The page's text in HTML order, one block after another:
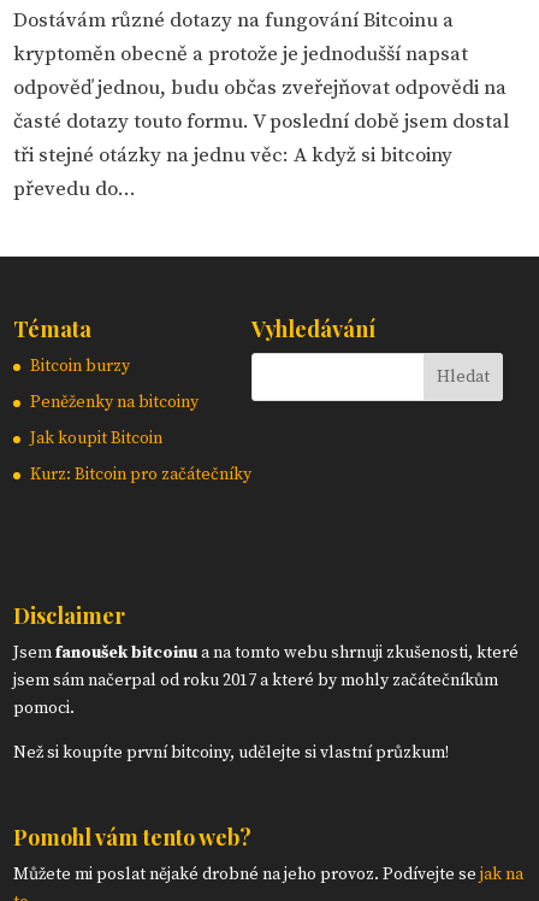
Dostávám různé dotazy na fungování Bitcoinu a
kryptoměn obecně a protože je jednodušší napsat
odpověď jednou, budu občas zveřejňovat odpovědi na
časté dotazy touto formu. V poslední době jsem dostal
tři stejné otázky na jednu věc: A když si bitcoiny
převedu do...
Témata
Bitcoin burzy
Peněženky na bitcoiny
Jak koupit Bitcoin
Kurz: Bitcoin pro začátečníky
Vyhledávání
Disclaimer
Jsemfanoušek bitcoinua na tomto webu shrnuji zkušenosti, které
jsem sám načerpal od roku 2017 a které by mohly začátečníkům
pomoci.
Než si koupíte první bitcoiny, udělejte si vlastní průzkum!
Pomohl vám tento web?
Můžete mi poslat nějaké drobné na jeho provoz. Podívejte sejak na